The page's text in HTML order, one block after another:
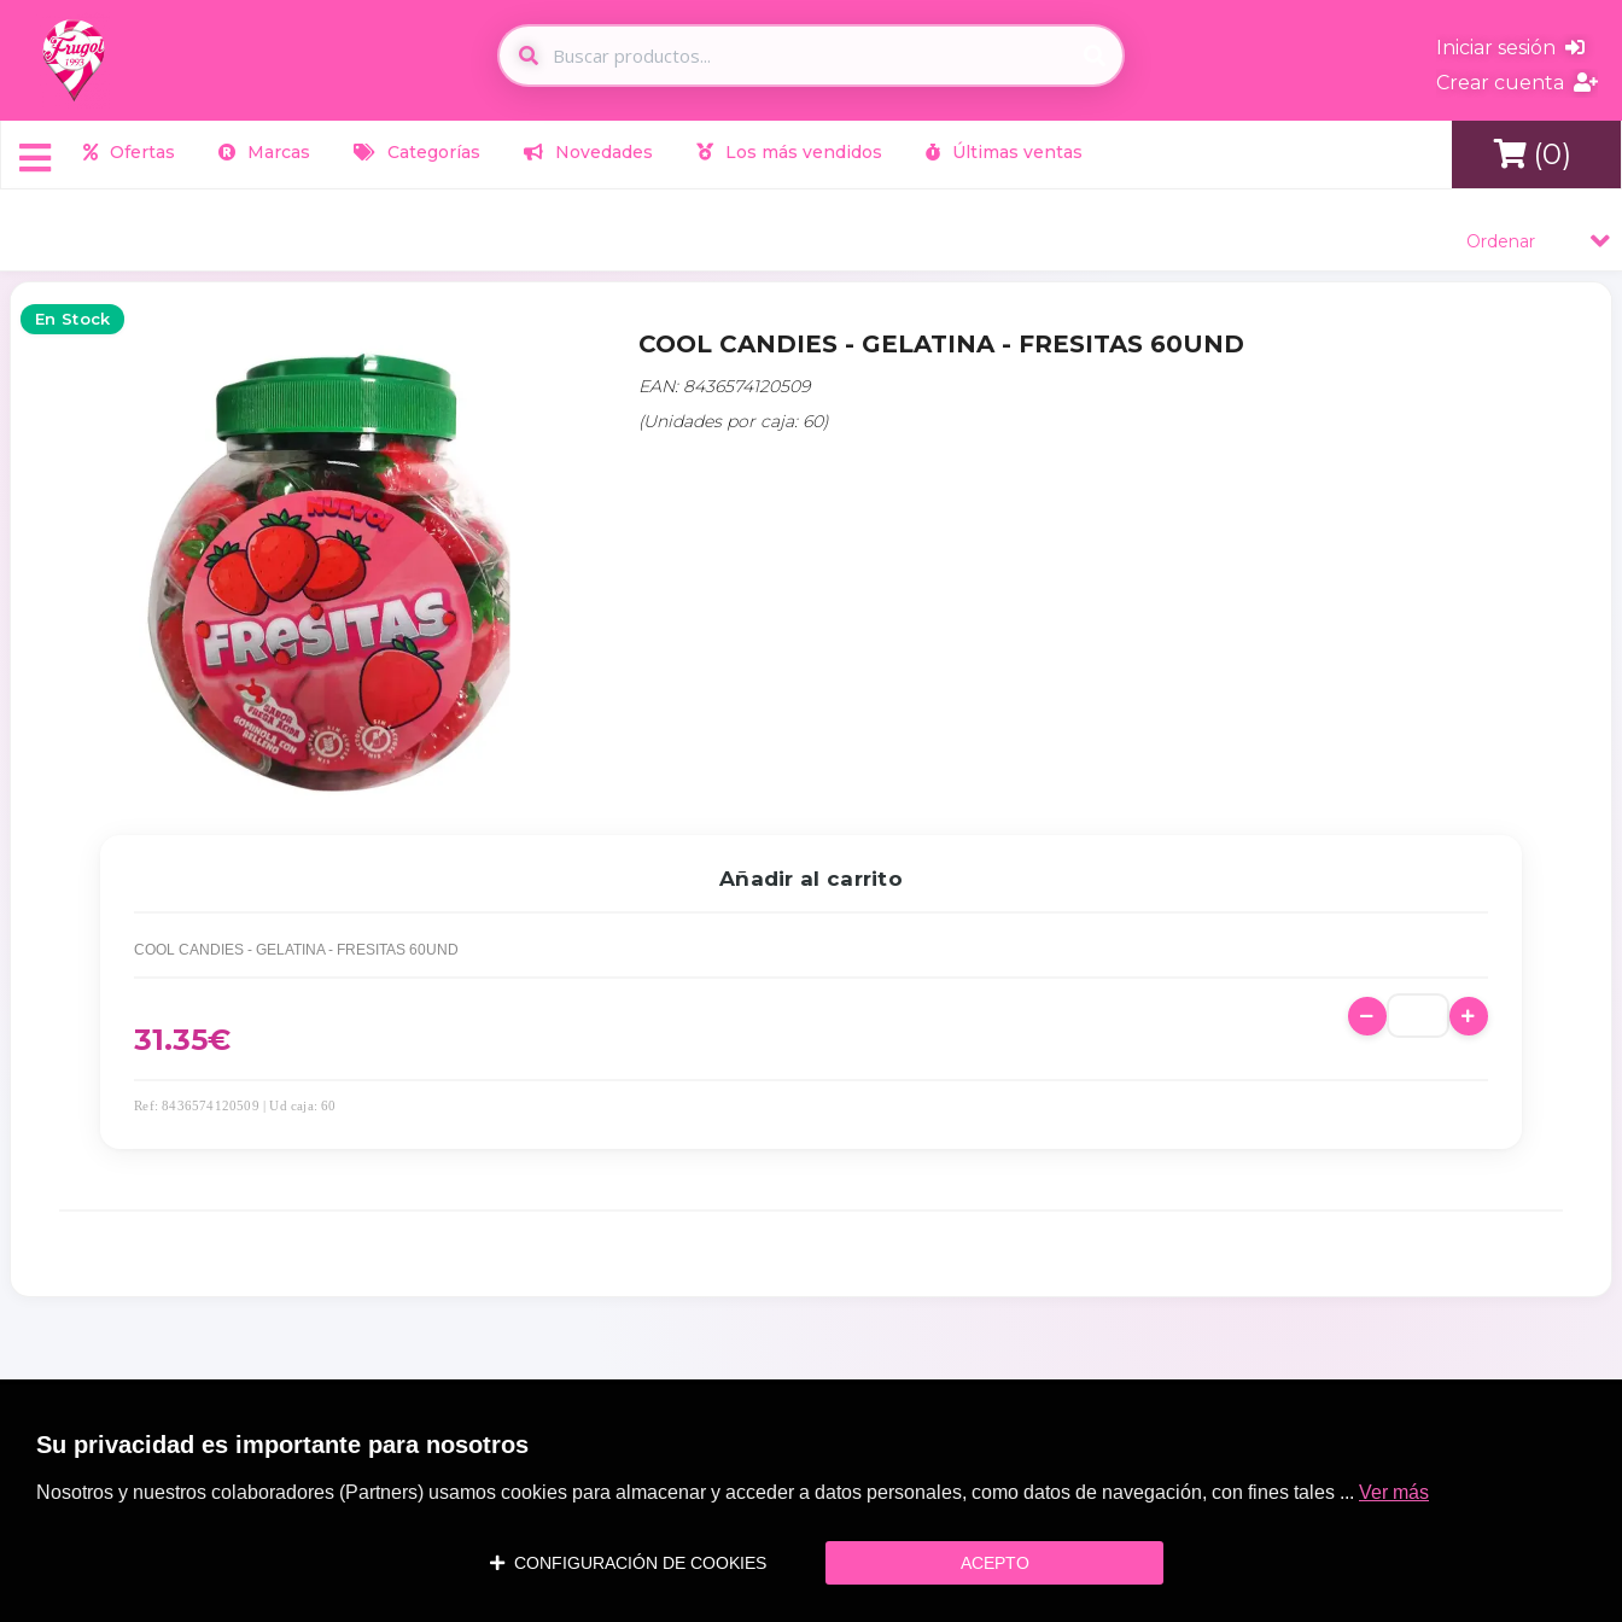
Iniciar sesión
Crear cuenta
Ofertas Marcas Categorías Novedades Los más vendidos Últimas ventas (0)
Ordenar
En Stock
COOL CANDIES - GELATINA - FRESITAS 60UND
EAN: 8436574120509
(Unidades por caja: 60)
Añadir al carrito
COOL CANDIES - GELATINA - FRESITAS 60UND
31.35€
Ref: 8436574120509 | Ud caja: 60
Su privacidad es importante para nosotros
Nosotros y nuestros colaboradores (Partners) usamos cookies para almacenar y acceder a datos personales, como datos de navegación, con fines tales ... Ver más
CONFIGURACIÓN DE COOKIES ACEPTO